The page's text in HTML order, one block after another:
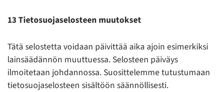
13 Tietosuojaselosteen muutokset
Tätä selostetta voidaan päivittää aika ajoin esimerkiksi
lainsäädännön muuttuessa. Selosteen päiväys
ilmoitetaan johdannossa. Suosittelemme tutustumaan
tietosuojaselosteen sisältöön säännöllisesti.